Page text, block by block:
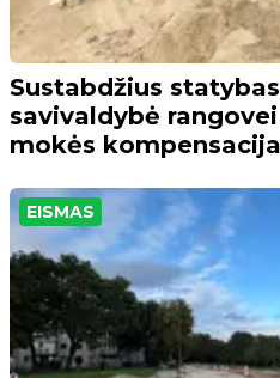
Sustabdžius
savivaldybė
mokės
EISMAS